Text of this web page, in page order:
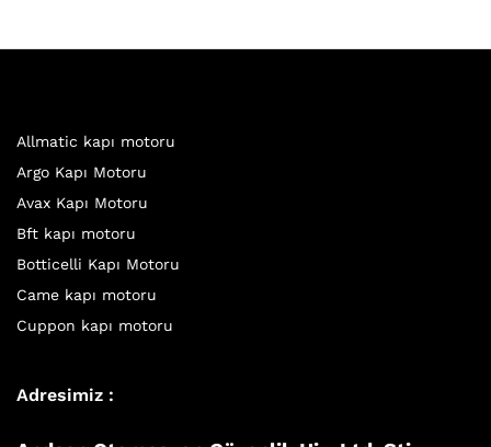
Allmatic kapı motoru
Argo Kapı Motoru
Avax Kapı Motoru
Bft kapı motoru
Botticelli Kapı Motoru
Came kapı motoru
Cuppon kapı motoru
Adresimiz :